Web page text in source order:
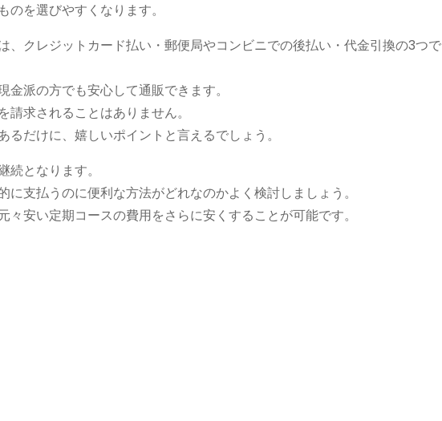
を選びやすくなります。
クレジットカード払い・郵便局やコンビニでの後払い・代金引換の3つで
派の方でも安心して通販できます。
求されることはありません。
だけに、嬉しいポイントと言えるでしょう。
となります。
支払うのに便利な方法がどれなのかよく検討しましょう。
安い定期コースの費用をさらに安くすることが可能です。